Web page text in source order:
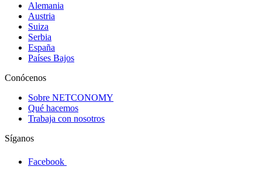
Alemania
Austria
Suiza
Serbia
España
Países Bajos
Conócenos
Sobre NETCONOMY
Qué hacemos
Trabaja con nosotros
Síganos
Facebook